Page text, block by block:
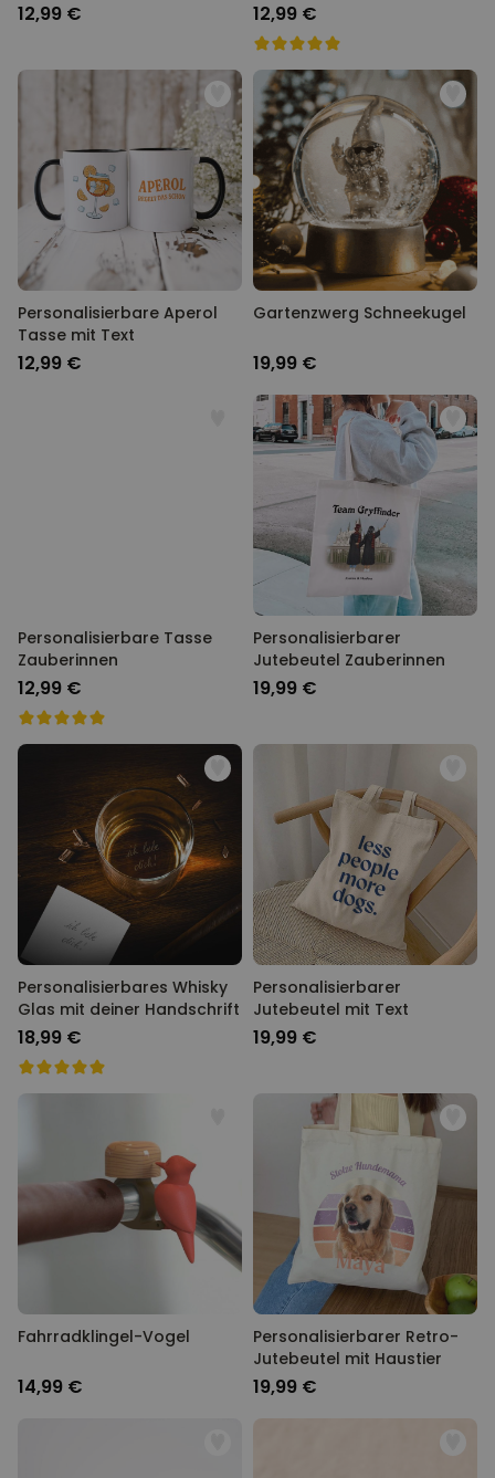
12,99 € 12,99 €
Personalisierbare Aperol
Tasse mit Text
12,99 €
Gartenzwerg Schneekugel
19,99 €
Personalisierbare Tasse
Zauberinnen
12,99 €
Personalisierbarer
Jutebeutel Zauberinnen
19,99 €
Personalisierbares Whisky
Glas mit deiner Handschrift
18,99 €
Personalisierbarer
Jutebeutel mit Text
19,99 €
Fahrradklingel-Vogel
14,99 €
Personalisierbarer Retro-
Jutebeutel mit Haustier
19,99 €